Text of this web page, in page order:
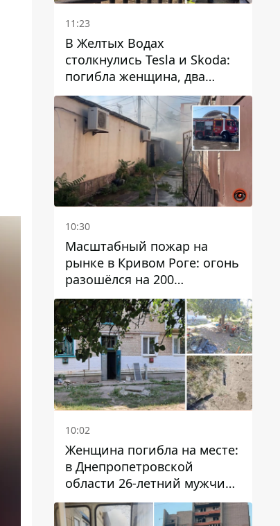
11:23
В Желтых Водах
столкнулись Tesla и Skoda:
погибла женщина, два
человека пострадали
10:30
Масштабный пожар на
рынке в Кривом Роге: огонь
разошёлся на 200
квадратных метров
10:02
Женщина погибла на месте:
в Днепропетровской
области 26-летний мужчина
избил трех человек
металлическим предметом